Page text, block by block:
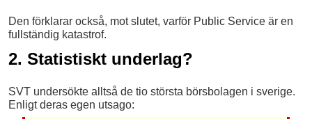
Den förklarar också, mot slutet, varför Public Service är en
fullständig katastrof.
2. Statistiskt underlag?
SVT undersökte alltså de tio största börsbolagen i sverige.
Enligt deras egen utsago: